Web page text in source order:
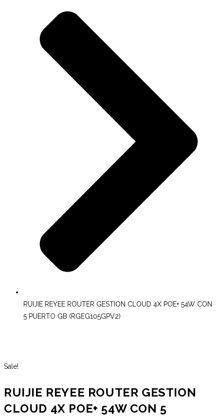
RUIJIE REYEE ROUTER GESTION CLOUD 4X POE+ 54W CON
5 PUERTO GB (RGEG105GPV2)
Sale!
RUIJIE REYEE ROUTER GESTION
CLOUD 4X POE+ 54W CON 5